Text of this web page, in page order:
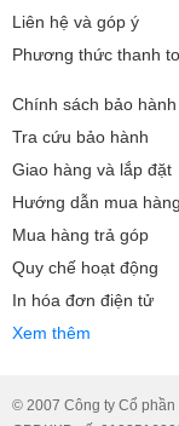
Kích thước:
Xuất xứ
Liên hệ và góp ý
Phương thức thanh
Chính sách bảo hành
Tra cứu bảo hành
Giao hàng và lắp đặt
Hướng dẫn mua
Mua hàng trả góp
Quy chế hoạt động
In hóa đơn điện tử
Xem thêm
© 2007 Công ty Cổ